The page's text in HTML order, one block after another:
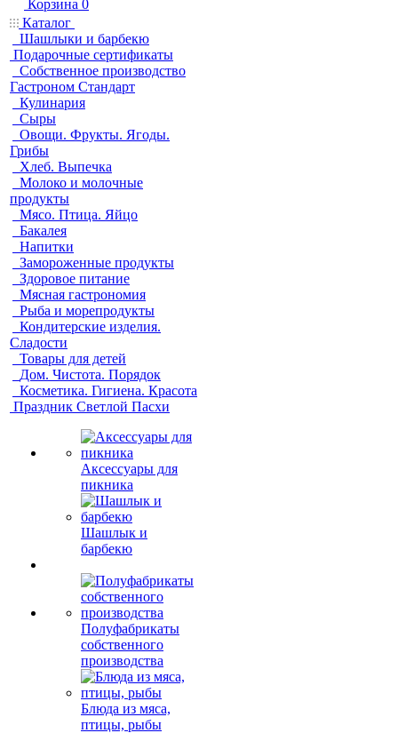
Корзина 0
Каталог
Шашлыки и барбекю
Подарочные сертификаты
Собственное производство
Гастроном Стандарт
Кулинария
Сыры
Овощи. Фрукты. Ягоды.
Грибы
Хлеб. Выпечка
Молоко и молочные
продукты
Мясо. Птица. Яйцо
Бакалея
Напитки
Замороженные продукты
Здоровое питание
Мясная гастрономия
Рыба и морепродукты
Кондитерские изделия.
Сладости
Товары для детей
Дом. Чистота. Порядок
Косметика. Гигиена. Красота
Праздник Светлой Пасхи
Аксессуары для
пикника
Шашлык и
барбекю
Полуфабрикаты
собственного
производства
Блюда из мяса,
птицы, рыбы